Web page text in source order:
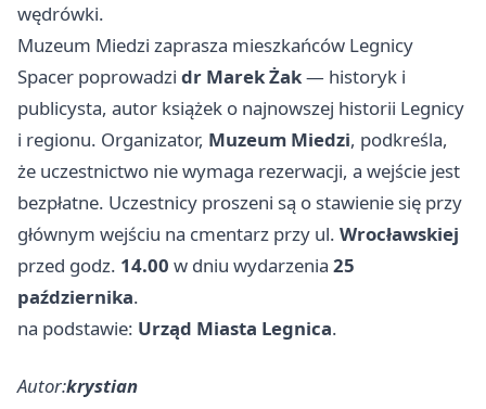
wędrówki.
Muzeum Miedzi zaprasza mieszkańców Legnicy
Spacer poprowadzi dr Marek Żak— historyk i
publicysta, autor książek o najnowszej historii Legnicy
i regionu. Organizator, Muzeum Miedzi, podkreśla,
że uczestnictwo nie wymaga rezerwacji, a wejście jest
bezpłatne. Uczestnicy proszeni są o stawienie się przy
głównym wejściu na cmentarz przy ul. Wrocławskiej
przed godz. 14.00 w dniu wydarzenia 25
października.
na podstawie: Urząd Miasta Legnica.
Autor:krystian